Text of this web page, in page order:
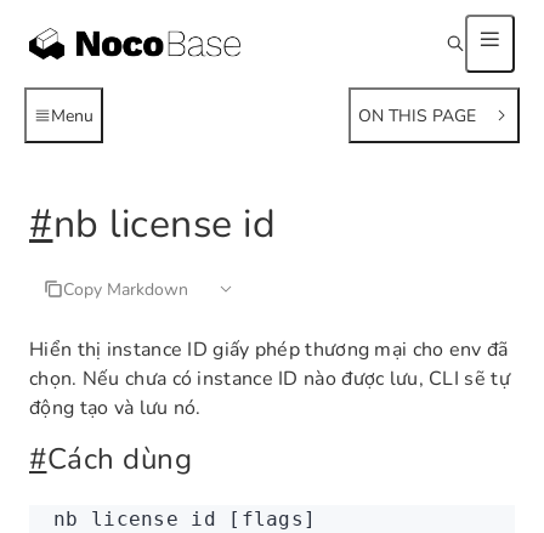
Menu ON THIS PAGE
#nb license id
Copy Markdown
Hiển thị instance ID giấy phép thương mại cho env đã
chọn. Nếu chưa có instance ID nào được lưu, CLI sẽ tự
động tạo và lưu nó.
#Cách dùng
nb license id [flags]